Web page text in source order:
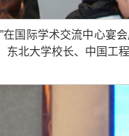
国际学术交流中心宴
北大学校长、中国工